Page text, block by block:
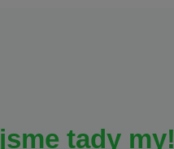
jsme tady my!